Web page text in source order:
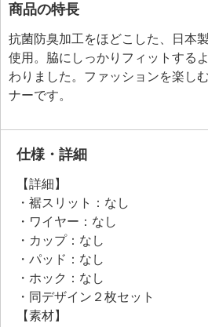
商品の特長
抗菌防臭加工をほどこした、日本
使用。脇にしっかりフィットする
わりました。ファッションを楽し
ナーです。
仕様・詳細
【詳細】
・裾スリット：なし
・ワイヤー：なし
・カップ：なし
・パッド：なし
・ホック：なし
・同デザイン２枚セット
【素材】